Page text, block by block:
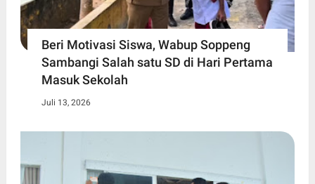
Beri Motivasi Siswa, Wabup Soppeng
Sambangi Salah satu SD di Hari Pertama
Masuk Sekolah
Juli 13, 2026